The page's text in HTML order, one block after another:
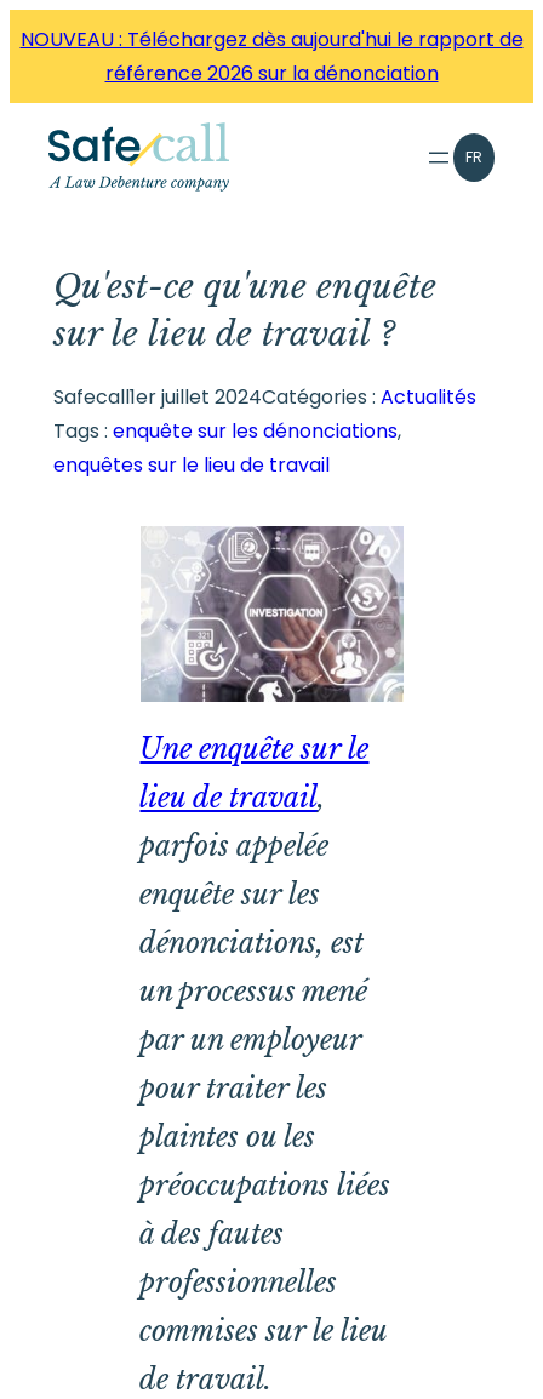
directement
contenu
NOUVEAU : Téléchargez dès aujourd'hui le rapport de
référence 2026 sur la dénonciation
FR
Qu'est-ce qu'une enquête
sur le lieu de travail ?
Safecall1er juillet 2024Catégories : Actualités
Tags : enquête sur les dénonciations,
enquêtes sur le lieu de travail
Une enquête sur le
lieu de travail,
parfois appelée
enquête sur les
dénonciations, est
un processus mené
par un employeur
pour traiter les
plaintes ou les
préoccupations liées
à des fautes
professionnelles
commises sur le lieu
de travail.